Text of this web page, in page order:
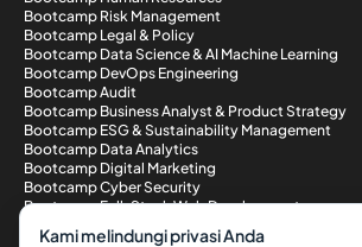
Bootcamp Risk Management
Bootcamp Legal & Policy
Bootcamp Data Science & AI Machine Learning
Bootcamp DevOps Engineering
Bootcamp Audit
Bootcamp Business Analyst & Product Strategy
Bootcamp ESG & Sustainability Management
Bootcamp Data Analytics
Bootcamp Digital Marketing
Bootcamp Cyber Security
Bootcamp Full-Stack Web Development
Metode Pembayaran
Kami melindungi privasi Anda